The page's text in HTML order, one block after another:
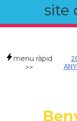
site
menu ràpid
>>